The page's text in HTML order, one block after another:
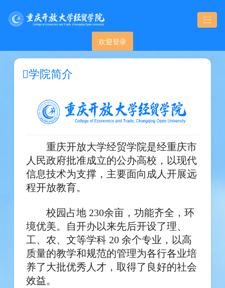
欢迎登录
学院简介
重庆开放大学经贸学院是经重庆市
人民政府批准成立的公办高校，以现代
信息技术为支撑，主要面向成人开展远
程开放教育。
校园占地 230余亩，功能齐全，环
境优美。自开办以来先后开设了理、
工、农、文等学科 20 余个专业，以高
质量的教学和规范的管理为各行各业培
养了大批优秀人才，取得了良好的社会
效益。